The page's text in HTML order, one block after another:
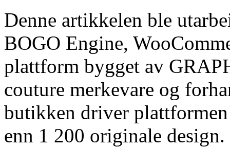
Denne artikkelen ble
BOGO Engine,
plattform bygget av
couture merkevare og
butikken driver
enn 1 200 originale design.